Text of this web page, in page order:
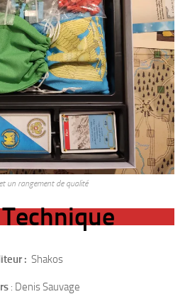
un rangement de qualité
: Shakos
: Denis Sauvage